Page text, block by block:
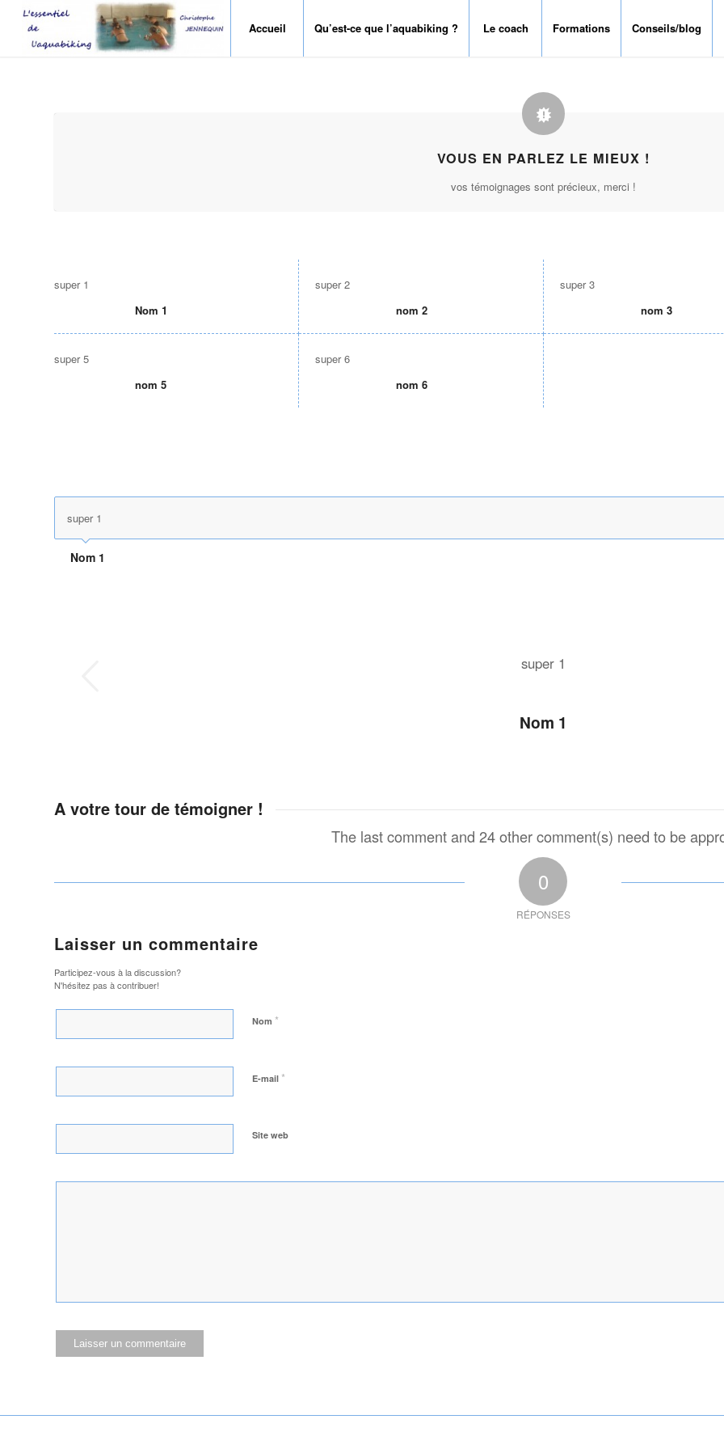
Accueil Qu’est-ce que l’aquabiking ? Le coach Formations Conseils/blog
VOUS EN PARLEZ LE MIEUX !
vos témoignages sont précieux, merci !
super 1
Nom 1
super 2
nom 2
super 3
nom 3
super 5
nom 5
super 6
nom 6
super 1
Nom 1
super 1
Nom 1
A votre tour de témoigner !
The last comment and 24 other comment(s) need to be
0
RÉPONSES
Laisser un commentaire
Participez-vous à la discussion?
N'hésitez pas à contribuer!
Nom *
E-mail *
Site web